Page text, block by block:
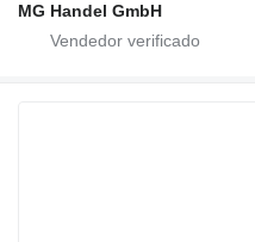
MG Handel GmbH